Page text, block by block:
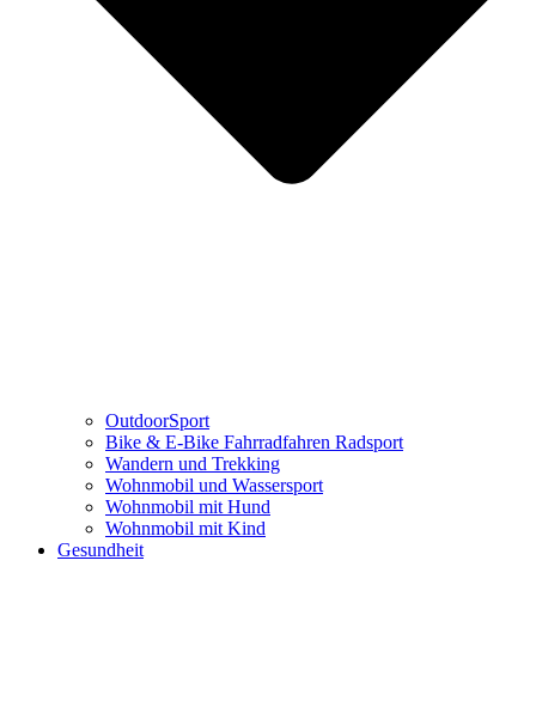
OutdoorSport
Bike & E-Bike Fahrradfahren Radsport
Wandern und Trekking
Wohnmobil und Wassersport
Wohnmobil mit Hund
Wohnmobil mit Kind
Gesundheit